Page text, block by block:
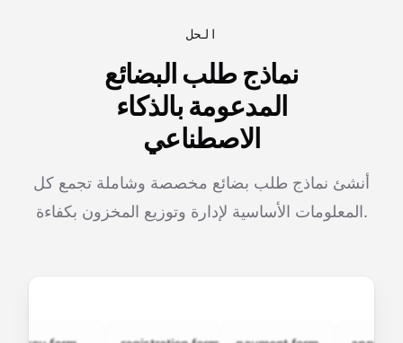
الحل
نماذج طلب البضائع
المدعومة بالذكاء
الاصطناعي
أنشئ نماذج طلب بضائع مخصصة وشاملة تجمع كل
المعلومات الأساسية لإدارة وتوزيع المخزون بكفاءة.